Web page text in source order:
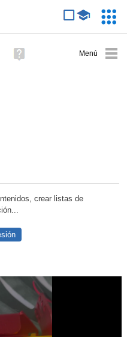
avanzada
Ayuda
(en
crear listas de